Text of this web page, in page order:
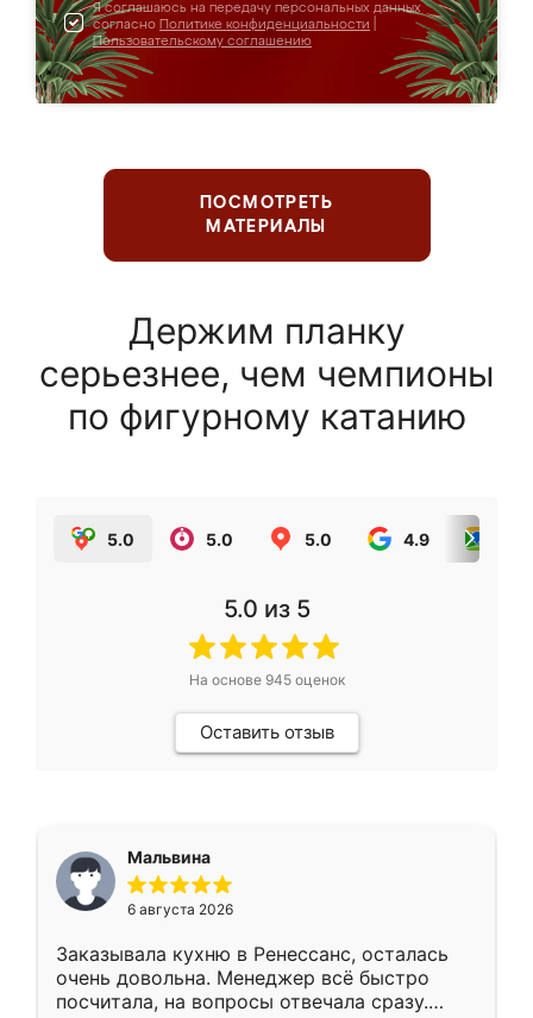
Я соглашаюсь на передачу персональных данных
согласно Политике конфиденциальности
Пользовательскому соглашению
ПОСМОТРЕТЬ
МАТЕРИАЛЫ
Держим планку
серьезнее, чем чемпионы
по фигурному катанию
5.0 5.0 5.0 4.9
5.0 из 5
На основе 945оценок
Оставить отзыв
Мальвина
6 августа 2026
Заказывала кухню в Ренессанс, осталась
очень довольна. Менеджер всё быстро
посчитала, на вопросы отвечала сразу.